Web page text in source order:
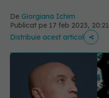
De Giorgiana Ichim
Publicat pe 17 feb 2023, 20:21
Distribuie acest articol